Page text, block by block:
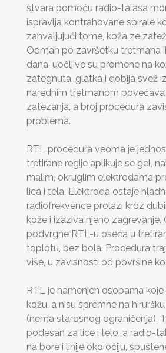
stvara pomoću radio-talasa
ispravlja kontrahovane spirale
zahvaljujući tome, koža ze
Odmah po završetku tretmana
dana, uočljive su promene na
zategnuta, glatka i dobija svež
narednim tretmanom
zatezanja, a broj procedura
problema.
RTL procedura veoma je
tretirane regije aplikuje se gel,
malim, okruglim elektrodama
lica i tela. Elektroda ostaje
radiofrekvence prolazi kroz
kože i izaziva njeno zagrevanje.
podvrgne RTL-u oseća u
toplotu, bez bola. Procedura
više, u zavisnosti od površine
RTL je namenjen osobama
kožu, a nisu spremne na
(nema starosnog ograničenja).
podesan za lice i telo, a radio-
na bore i linije oko očiju,